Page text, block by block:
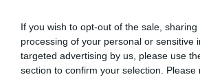
If you wish to opt-out of the sale,
processing of your personal or sensitive
targeted advertising by us, please use
section to confirm your selection.
«ψάρευε» πελάτες – Αστυνομικοί
τουρίστες
Μπακαλιάρος ογκρατέν